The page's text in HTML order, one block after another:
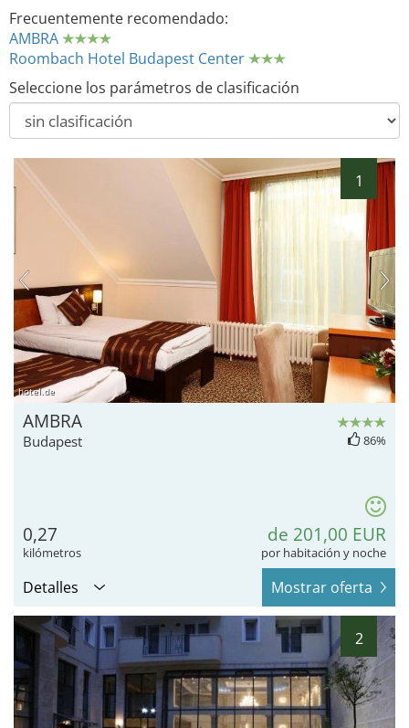
Frecuentemente recomendado:
AMBRA
Roombach Hotel Budapest Center
Seleccione los parámetros de clasificación
1
hotel.de
AMBRA
Budapest 86%
0,27
kilómetros
de 201,00 EUR
por habitación y noche
Detalles Mostrar oferta
2